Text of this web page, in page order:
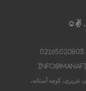
✌️☺️
شهریور، خیابان عزیزی، کوچه آستانه،